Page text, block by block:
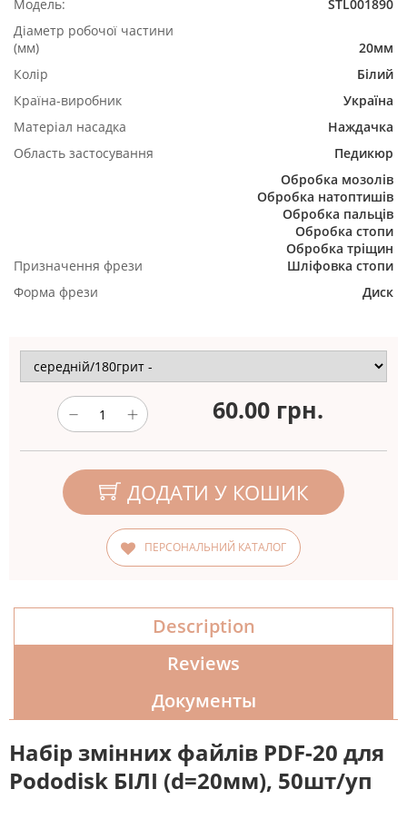
Модель:
STL001890
Діаметр робочої частини
(мм)
20мм
Колір
Білий
Країна-виробник
Україна
Матеріал насадка
Наждачка
Область застосування
Педикюр
Призначення фрези
Обробка мозолів
Обробка натоптишів
Обробка пальців
Обробка стопи
Обробка тріщин
Шліфовка стопи
Форма фрези
Диск
60.00 грн.
ДОДАТИ У КОШИК
ПЕРСОНАЛЬНИЙ КАТАЛОГ
Description
Reviews
Документы
Набір змінних файлів PDF-20 для
Pododisk БІЛІ (d=20мм), 50шт/уп